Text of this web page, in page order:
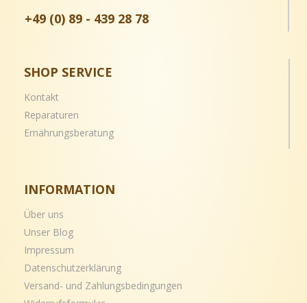
+49 (0) 89 - 439 28 78
SHOP SERVICE
Kontakt
Reparaturen
Ernährungsberatung
INFORMATION
Über uns
Unser Blog
Impressum
Datenschutzerklärung
Versand- und Zahlungsbedingungen